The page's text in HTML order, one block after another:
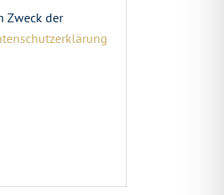
Zweck der